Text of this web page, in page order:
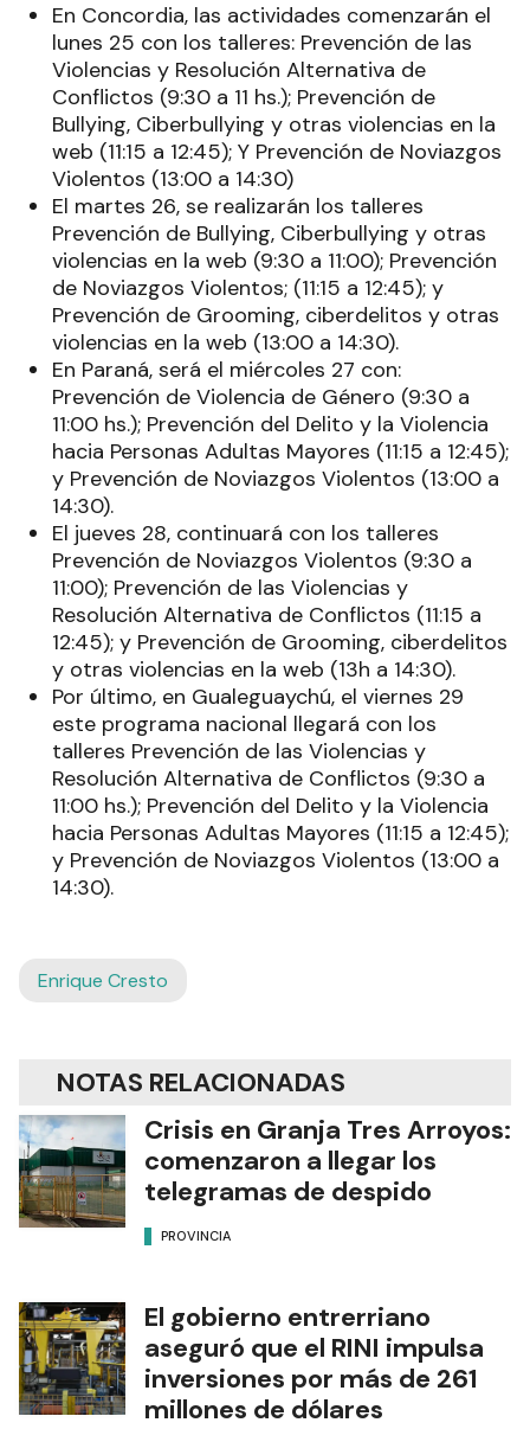
En Concordia, las actividades comenzarán el
lunes 25 con los talleres: Prevención de las
Violencias y Resolución Alternativa de
Conflictos (9:30 a 11 hs.); Prevención de
Bullying, Ciberbullying y otras violencias en la
web (11:15 a 12:45); Y Prevención de Noviazgos
Violentos (13:00 a 14:30)
El martes 26, se realizarán los talleres
Prevención de Bullying, Ciberbullying y otras
violencias en la web (9:30 a 11:00); Prevención
de Noviazgos Violentos; (11:15 a 12:45); y
Prevención de Grooming, ciberdelitos y otras
violencias en la web (13:00 a 14:30).
En Paraná, será el miércoles 27 con:
Prevención de Violencia de Género (9:30 a
11:00 hs.); Prevención del Delito y la Violencia
hacia Personas Adultas Mayores (11:15 a 12:45);
y Prevención de Noviazgos Violentos (13:00 a
14:30).
El jueves 28, continuará con los talleres
Prevención de Noviazgos Violentos (9:30 a
11:00); Prevención de las Violencias y
Resolución Alternativa de Conflictos (11:15 a
12:45); y Prevención de Grooming, ciberdelitos
y otras violencias en la web (13h a 14:30).
Por último, en Gualeguaychú, el viernes 29
este programa nacional llegará con los
talleres Prevención de las Violencias y
Resolución Alternativa de Conflictos (9:30 a
11:00 hs.); Prevención del Delito y la Violencia
hacia Personas Adultas Mayores (11:15 a 12:45);
y Prevención de Noviazgos Violentos (13:00 a
14:30).
Enrique Cresto
NOTAS RELACIONADAS
Crisis en Granja Tres Arroyos:
comenzaron a llegar los
telegramas de despido
PROVINCIA
El gobierno entrerriano
aseguró que el RINI impulsa
inversiones por más de 261
millones de dólares